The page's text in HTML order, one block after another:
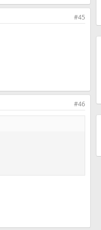
#45
#46